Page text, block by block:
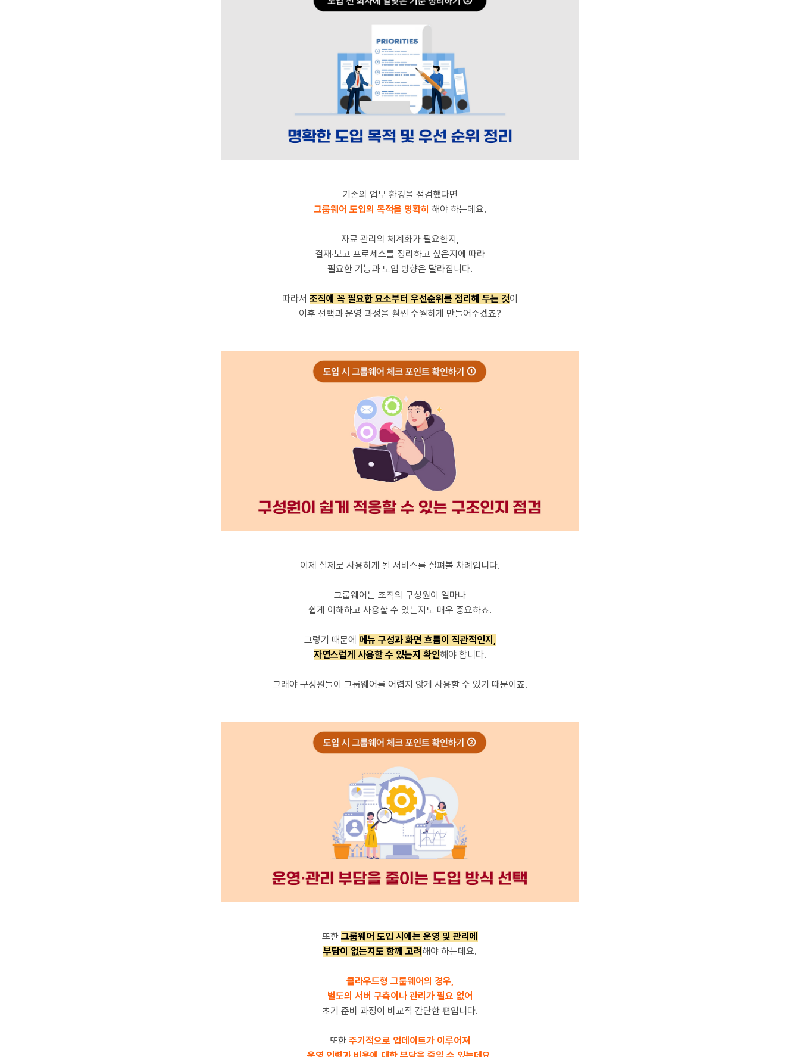
기존의 업무 환경을 점검했다면
그룹웨어 도입의 목적을 명확히 해야 하는데요.
자료 관리의 체계화가 필요한지,
결재·보고 프로세스를 정리하고 싶은지에 따라
필요한 기능과 도입 방향은 달라집니다.
따라서 조직에 꼭 필요한 요소부터 우선순위를 정리해 두는 것이
이후 선택과 운영 과정을 훨씬 수월하게 만들어주겠죠?
이제 실제로 사용하게 될 서비스를 살펴볼 차례입니다.
그룹웨어는 조직의 구성원이 얼마나
쉽게 이해하고 사용할 수 있는지도 매우 중요하죠.
그렇기 때문에 메뉴 구성과 화면 흐름이 직관적인지,
자연스럽게 사용할 수 있는지 확인해야 합니다.
그래야 구성원들이 그룹웨어를 어렵지 않게 사용할 수 있기 때문이죠.
또한 그룹웨어 도입 시에는 운영 및 관리에
부담이 없는지도 함께 고려 해야 하는데요.
클라우드형 그룹웨어의 경우,
별도의 서버 구축이나 관리가 필요 없어
초기 준비 과정이 비교적 간단한 편입니다.
또한 주기적으로 업데이트가 이루어져